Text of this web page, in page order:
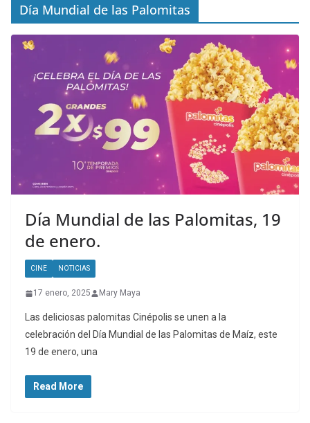
Día Mundial de las Palomitas
Día Mundial de las Palomitas, 19
de enero.
CINE NOTICIAS
17 enero, 2025 Mary Maya
Las deliciosas palomitas Cinépolis se unen a la
celebración del Día Mundial de las Palomitas de Maíz, este
19 de enero, una
Read More